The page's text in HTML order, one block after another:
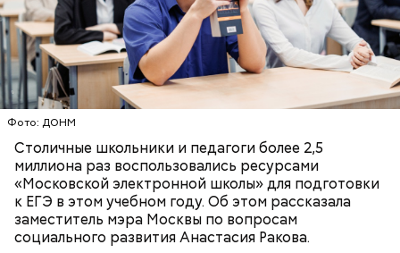
Фото: ДОНМ
Столичные школьники и педагоги более 2,5
миллиона раз воспользовались ресурсами
«Московской электронной школы» для подготовки
к ЕГЭ в этом учебном году. Об этом рассказала
заместитель мэра Москвы по вопросам
социального развития Анастасия Ракова.
Программа подготовлена вместе с Департаментом
транспорта. Афиша получилась живой и подходит
для тех, кто хочет посетить кинотеатр с детьми.
Киносеансы организуются с четверга по
воскресенье включительно.